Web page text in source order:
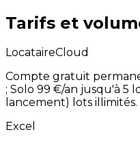
Tarifs et
LocataireCloud
Compte gratuit
; Solo 99 €/an jusqu'à 5
lancement) lots illimités.
Excel